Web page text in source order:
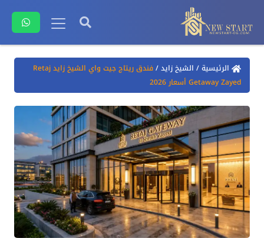
الرئيسية/ الشيخ زايد/
فندق ريتاج جيت واي الشيخ زايد Retaj
Getaway Zayed أسعار 2026